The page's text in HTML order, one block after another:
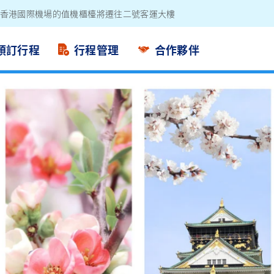
外置充電器
訂行程 行程管理 合作夥伴